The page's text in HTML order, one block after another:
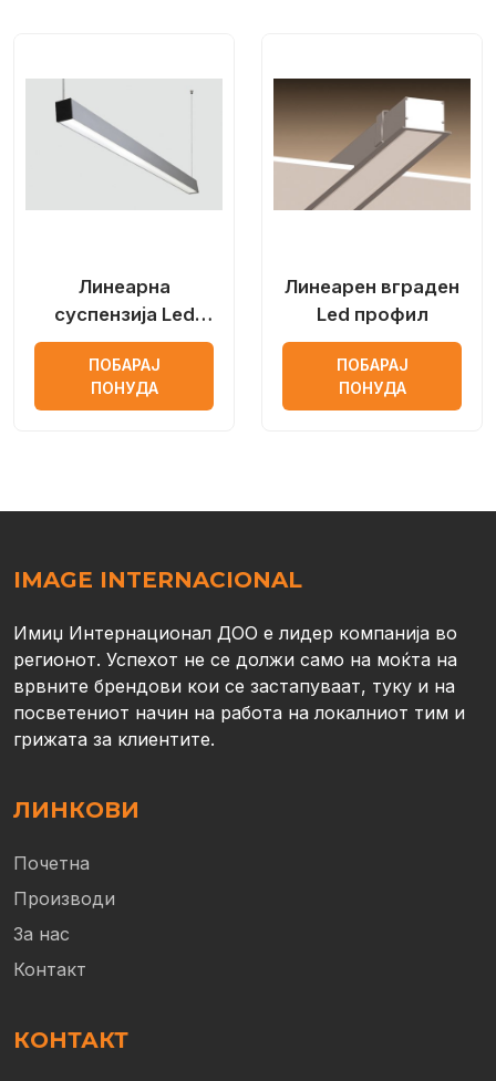
Линеарна
суспензија Led
профил
ПОБАРАЈ
ПОНУДА
Линеарен вграден
Led профил
ПОБАРАЈ
ПОНУДА
IMAGE INTERNACIONAL
Имиџ Интернационал ДОО е лидер компанија во
регионот. Успехот не се должи само на моќта на
врвните брендови кои се застапуваат, туку и на
посветениот начин на работа на локалниот тим и
грижата за клиентите.
ЛИНКОВИ
Почетна
Производи
За нас
Контакт
КОНТАКТ